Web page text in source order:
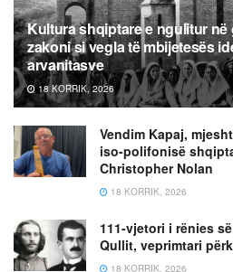
Kultura shqiptare e ngulitur në
zakoni si vegla të mbijetesës
arvanitasve
18 KORRIK, 2026
Vendim Kapaj,
iso-polifonisë
Christopher Nolan
18 KORRIK, 2026
111-vjetori i rënies
Qullit, veprimtari
18 KORRIK, 2026